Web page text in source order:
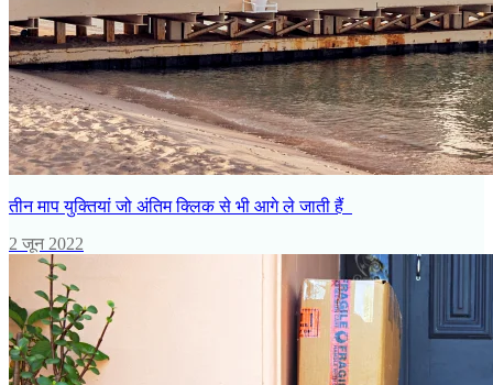
तीन माप युक्तियां जो अंतिम क्लिक से भी आगे ले जाती हैं
2 जून 2022